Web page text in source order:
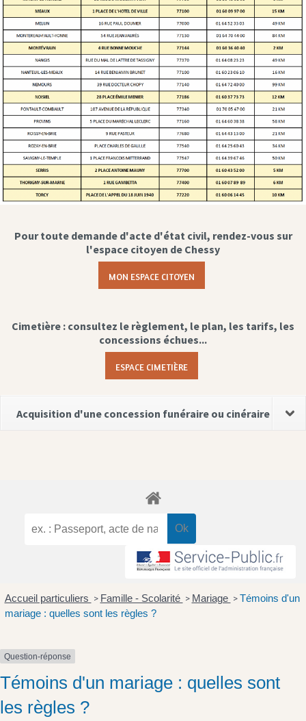
Pour toute demande d'acte d'état civil, rendez-vous sur
l'espace citoyen de Chessy
MON ESPACE CITOYEN
Cimetière : consultez le règlement, le plan, les tarifs, les
concessions échues...
ESPACE CIMETIÈRE
Acquisition d'une concession funéraire ou cinéraire
Accueil particuliers > Famille - Scolarité > Mariage > Témoins d'un
mariage : quelles sont les règles ?
Question-réponse
Témoins d'un mariage : quelles sont
les règles ?